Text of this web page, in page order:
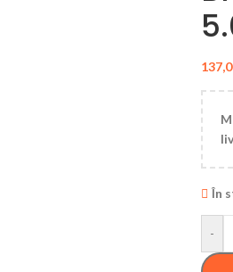
În
-